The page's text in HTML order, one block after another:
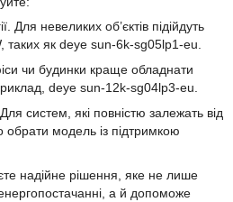
Для невеликих об’єктів підійдуть
таких як deye sun-6k-sg05lp1-eu.
чи будинки краще обладнати
deye sun-12k-sg04lp3-eu.
систем, які повністю залежать від
обрати модель із підтримкою
надійне рішення, яке не лише
а й допоможе